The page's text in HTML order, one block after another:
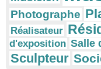
Photographe
Réalisateur
d'exposition Salle
Sculpteur